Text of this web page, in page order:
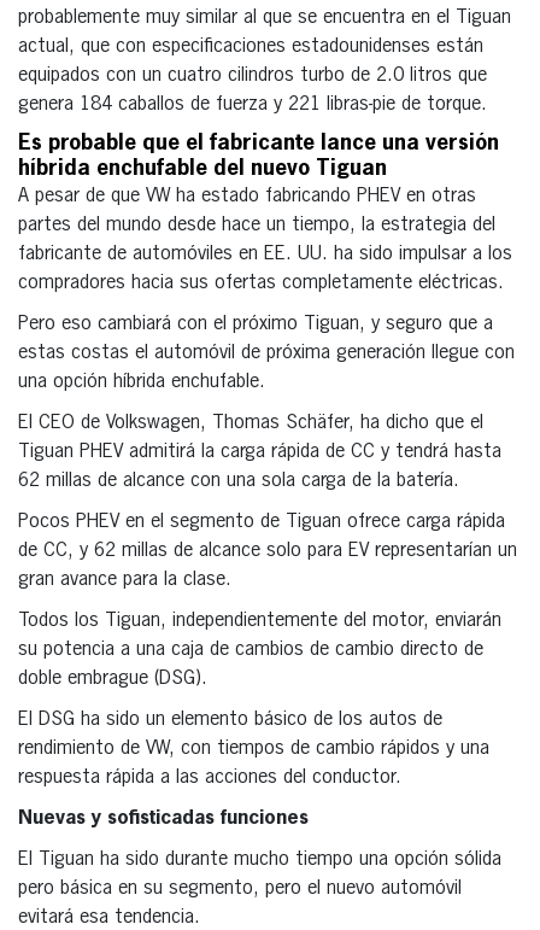
probablemente muy similar al que se encuentra en el Tiguan
actual, que con especificaciones estadounidenses están
equipados con un cuatro cilindros turbo de 2.0 litros que
genera 184 caballos de fuerza y 221 libras-pie de torque.
Es probable que el fabricante lance una versión
híbrida enchufable del nuevo Tiguan
A pesar de que VW ha estado fabricando PHEV en otras
partes del mundo desde hace un tiempo, la estrategia del
fabricante de automóviles en EE. UU. ha sido impulsar a los
compradores hacia sus ofertas completamente eléctricas.
Pero eso cambiará con el próximo Tiguan, y seguro que a
estas costas el automóvil de próxima generación llegue con
una opción híbrida enchufable.
El CEO de Volkswagen, Thomas Schäfer, ha dicho que el
Tiguan PHEV admitirá la carga rápida de CC y tendrá hasta
62 millas de alcance con una sola carga de la batería.
Pocos PHEV en el segmento de Tiguan ofrece carga rápida
de CC, y 62 millas de alcance solo para EV representarían un
gran avance para la clase.
Todos los Tiguan, independientemente del motor, enviarán
su potencia a una caja de cambios de cambio directo de
doble embrague (DSG).
El DSG ha sido un elemento básico de los autos de
rendimiento de VW, con tiempos de cambio rápidos y una
respuesta rápida a las acciones del conductor.
Nuevas y sofisticadas funciones
El Tiguan ha sido durante mucho tiempo una opción sólida
pero básica en su segmento, pero el nuevo automóvil
evitará esa tendencia.